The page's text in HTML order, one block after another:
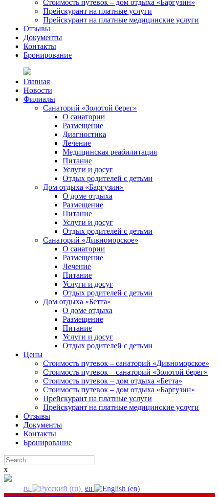
Стоимость путевок – дом отдыха «Баргузин»
Прейскурант на платные услуги
Прейскурант на платные медицинские услуги
Отзывы
Документы
Контакты
Бронирование
Главная
Новости
Филиалы
Санаторий «Золотой берег»
О санатории
Размещение
Диагностика
Лечение
Медицинская реабилитация
Питание
Услуги и досуг
Отдых родителей с детьми
Дом отдыха «Баргузин»
О доме отдыха
Размещение
Питание
Услуги и досуг
Отдых родителей с детьми
Санаторий «Дивноморское»
О санатории
Размещение
Лечение
Питание
Услуги и досуг
Отдых родителей с детьми
Дом отдыха «Бетта»
О доме отдыха
Размещение
Питание
Услуги и досуг
Отдых родителей с детьми
Цены
Стоимость путевок – санаторий «Дивноморское»
Стоимость путевок – санаторий «Золотой берег»
Стоимость путевок – дом отдыха «Бетта»
Стоимость путевок – дом отдыха «Баргузин»
Прейскурант на платные услуги
Прейскурант на платные медицинские услуги
Отзывы
Документы
Контакты
Бронирование
Search
for:
x
ru
en